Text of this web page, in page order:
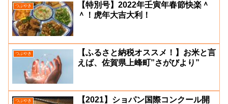
つぶやき
【特別号】2022年壬寅年春節快楽＾
＾！虎年大吉大利！
つぶやき
【ふるさと納税オススメ！】お米と言
えば、佐賀県上峰町”さがびより”
つぶやき
【2021】ショパン国際コンクール開